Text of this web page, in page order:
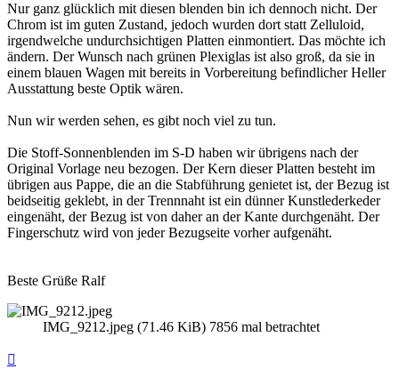
Nur ganz glücklich mit diesen blenden bin ich dennoch nicht. Der
Chrom ist im guten Zustand, jedoch wurden dort statt Zelluloid,
irgendwelche undurchsichtigen Platten einmontiert. Das möchte ich
ändern. Der Wunsch nach grünen Plexiglas ist also groß, da sie in
einem blauen Wagen mit bereits in Vorbereitung befindlicher Heller
Ausstattung beste Optik wären.
Nun wir werden sehen, es gibt noch viel zu tun.
Die Stoff-Sonnenblenden im S-D haben wir übrigens nach der
Original Vorlage neu bezogen. Der Kern dieser Platten besteht im
übrigen aus Pappe, die an die Stabführung genietet ist, der Bezug ist
beidseitig geklebt, in der Trennnaht ist ein dünner Kunstlederkeder
eingenäht, der Bezug ist von daher an der Kante durchgenäht. Der
Fingerschutz wird von jeder Bezugseite vorher aufgenäht.
Beste Grüße Ralf
IMG_9212.jpeg (71.46 KiB) 7856 mal betrachtet